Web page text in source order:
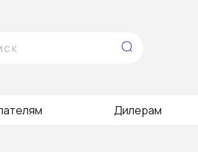
Дилерам